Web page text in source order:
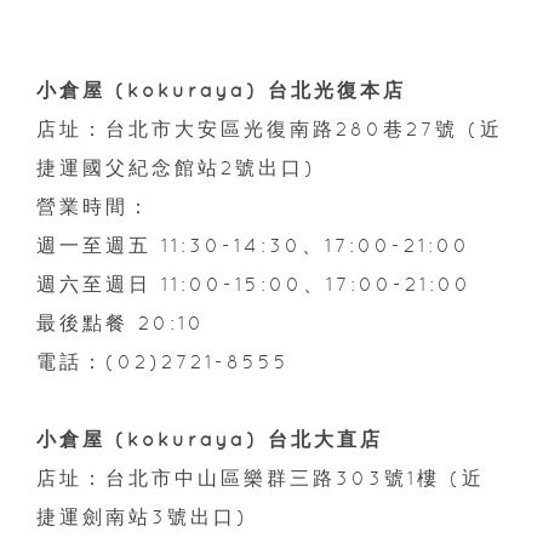
小倉屋 (kokuraya) 台北光復本店
店址：台北市大安區光復南路280巷27號 (近
捷運國父紀念館站2號出口)
營業時間：
週一至週五 11:30-14:30、17:00-21:00
週六至週日 11:00-15:00、17:00-21:00
最後點餐 20:10
電話：(02)2721-8555
小倉屋 (kokuraya) 台北大直店
店址：台北市中山區樂群三路303號1樓 (近
捷運劍南站3號出口)